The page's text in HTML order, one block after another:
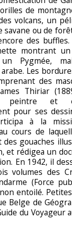
de
volcans, un
savane ou de
des
montrant
un Pygmée,
Les
des
Thiriar
peintre et
pour ses
à la
cours de
des gouaches
et rédigea un
En 1942, il
volumes des
(Force
entoilé.
Belge de
du Voyageur